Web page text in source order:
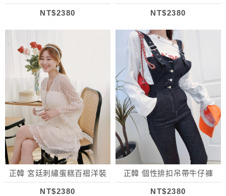
NT$2380 NT$2380
正韓 宮廷刺繡蛋糕百褶洋裝
NT$2380
正韓 個性排扣吊帶牛仔褲
NT$2380